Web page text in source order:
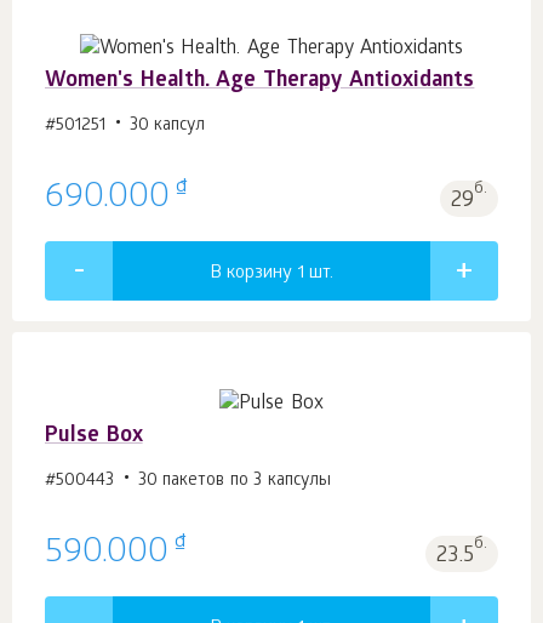
Women's Health. Age Тhеrару Antioxidants
#501251 30 капсул
690.000 ₫ 29б.
В корзину 1 шт.
Pulse Box
#500443 30 пакетов по 3 капсулы
590.000 ₫ 23.5б.